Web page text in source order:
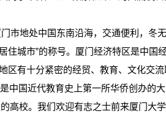
市地处中国东南沿海，交通便利，冬
住城市”的称号。厦门经济特区是中
区有十分紧密的经贸、教育、文化交
中国近代教育史上第一所华侨创办的
高校。我们欢迎有志之士前来厦门大